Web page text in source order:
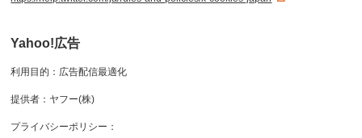
Yahoo!広告
利用目的：広告配信最適化
提供者：ヤフー(株)
プライバシーポリシー：